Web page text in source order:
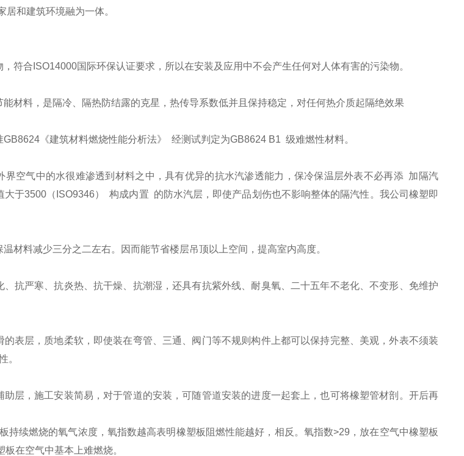
和建筑环境融为一体。
符合ISO14000国际环保认证要求，所以在安装及应用中不会产生任何对人体有害的污染物。
材料，是隔冷、隔热防结露的克星，热传导系数低并且保持稳定，对任何热介质起隔绝效果
GB8624《建筑材料燃烧性能分析法》 经测试判定为GB8624 B1 级难燃性材料。
界空气中的水很难渗透到材料之中，具有优异的抗水汽渗透能力，保冷保温层外表不必再添 加隔汽
大于3500（ISO9346） 构成内置 的防水汽层，即使产品划伤也不影响整体的隔汽性。我公司橡塑即
材料减少三分之二左右。因而能节省楼层吊顶以上空间，提高室内高度。
抗严寒、抗炎热、抗干燥、抗潮湿，还具有抗紫外线、耐臭氧、二十五年不老化、不变形、免维护
表层，质地柔软，即使装在弯管、三通、阀门等不规则构件上都可以保持完整、美观，外表不须装
。
助层，施工安装简易，对于管道的安装，可随管道安装的进度一起套上，也可将橡塑管材剖。开后再
持续燃烧的氧气浓度，氧指数越高表明橡塑板阻燃性能越好，相反。氧指数>29，放在空气中橡塑板
在空气中基本上难燃烧。